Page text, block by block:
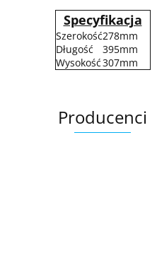
Specyfikacja
Szerokość278mm
Długość
395mm
Wysokość307mm
Producenci